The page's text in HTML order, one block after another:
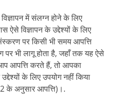
में संलग्न होने के लिए
ऐसे विज्ञापन के उद्देश्यों के लिए
पर किसी भी समय आपत्ति
भी लागू होता है, जहाँ तक यह ऐसे
आपत्ति करते हैं, तो आपका
उद्देश्यों के लिए उपयोग नहीं किया
के अनुसार आपत्ति)।.